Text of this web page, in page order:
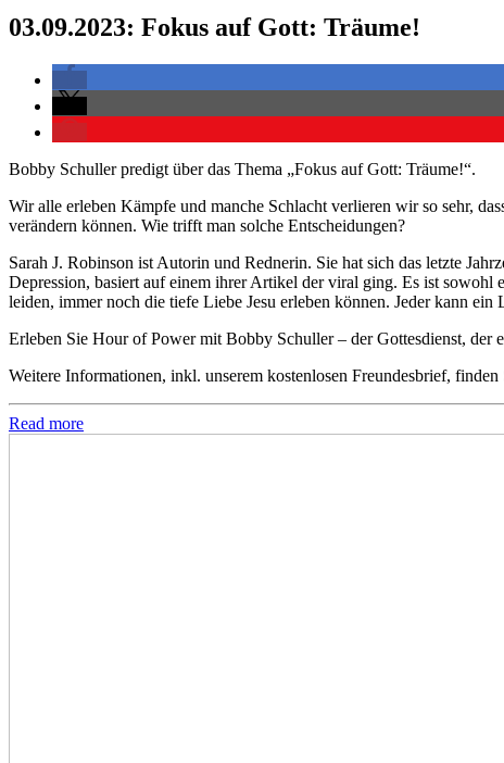
03.09.2023: Fokus auf Gott: Träume!
Bobby Schuller predigt über das Thema „Fokus auf Gott: Träume!“.
Wir alle erleben Kämpfe und manche Schlacht verlieren wir so sehr,
verändern können. Wie trifft man solche Entscheidungen?
Sarah J. Robinson ist Autorin und Rednerin. Sie hat sich das letzte
Depression, basiert auf einem ihrer Artikel der viral ging. Es ist
leiden, immer noch die tiefe Liebe Jesu erleben können. Jeder kann
Erleben Sie Hour of Power mit Bobby Schuller – der Gottesdienst, der
Weitere Informationen, inkl. unserem kostenlosen Freundesbrief, finden
Read more